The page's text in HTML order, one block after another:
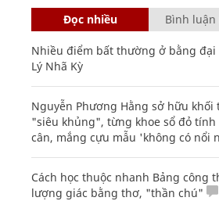
Đọc nhiều Bình luận
Nhiều điểm bất thường ở bằng đại
Lý Nhã Kỳ
Nguyễn Phương Hằng sở hữu khối
"siêu khủng", từng khoe sổ đỏ tính
cân, mắng cựu mẫu 'không có nổi
Cách học thuộc nhanh Bảng công
lượng giác bằng thơ, "thần chú"